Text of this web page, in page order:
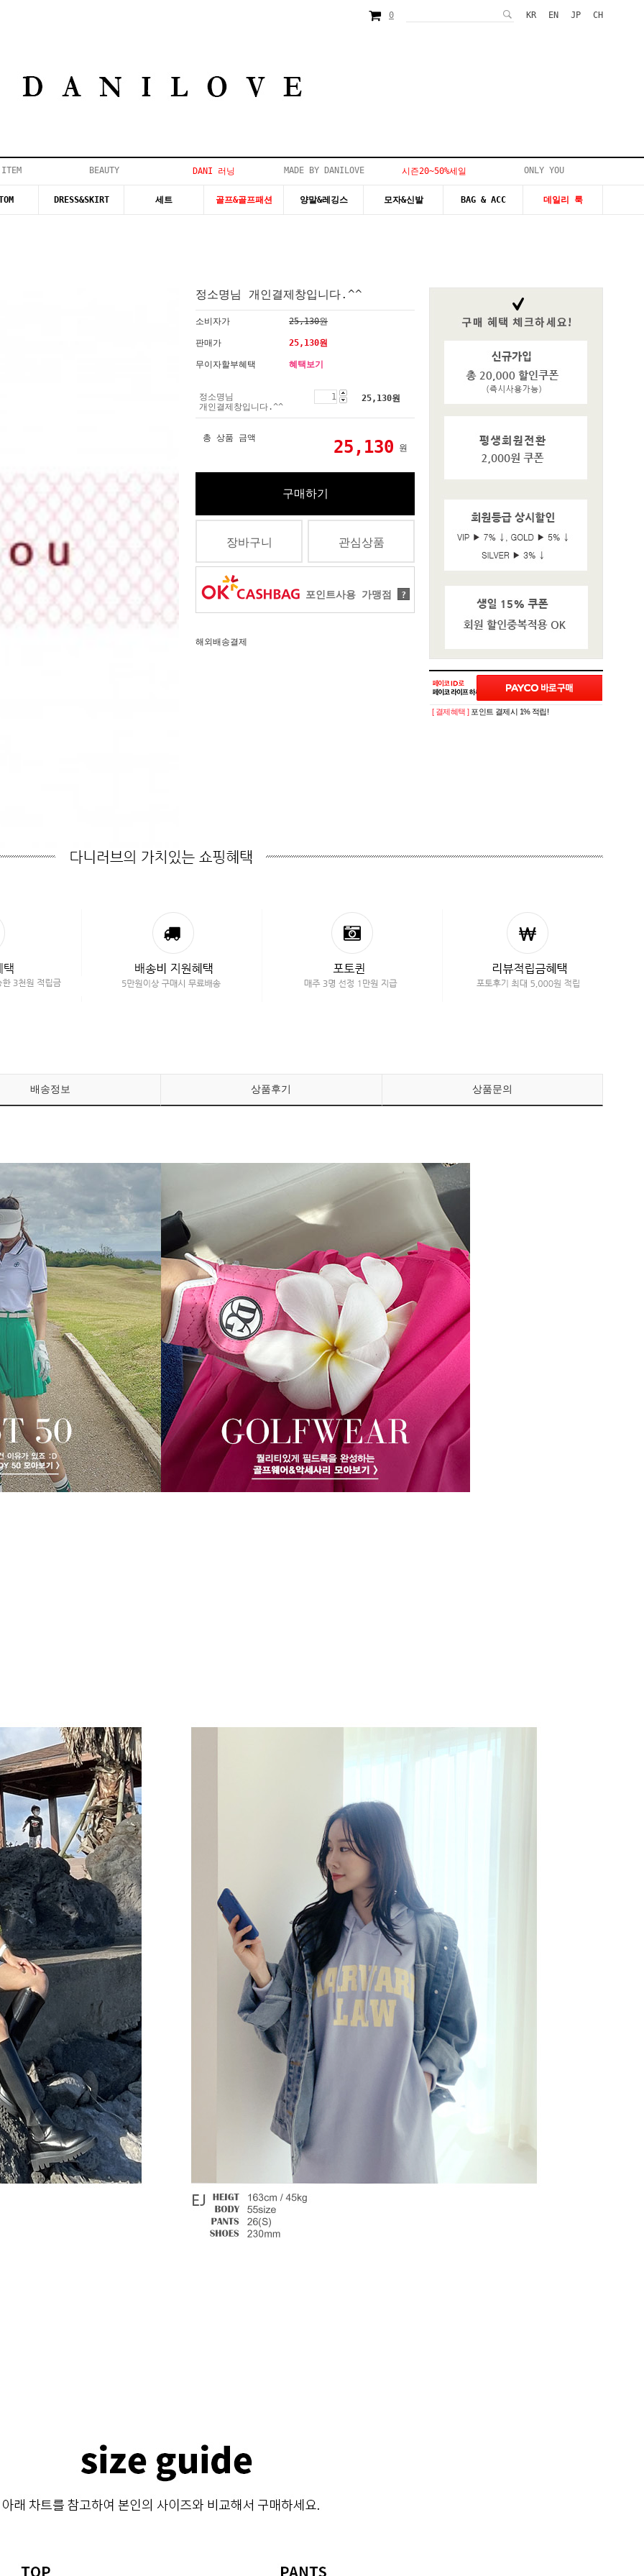
0 KR EN JP CH
BEAUTY DANI 러닝 MADE BY DANILOVE 시즌20~50%세일 ONLY YOU
DRESS&SKIRT 세트 골프&골프패션 양말&레깅스 모자&신발 BAG & ACC 데일리 룩
정소명님 개인결제창입니다.^^
소비자가 25,130원
판매가 25,130원
무이자할부혜택 혜택보기
정소명님
개인결제창입니다.^^
25,130원
총 상품 금액 25,130 원
구매하기
장바구니 관심상품
포인트사용 가맹점 ?
해외배송결제
코 라이프 하세요!
[ 결제혜택 ] 포인트 결제시 1% 적립!
배송정보 상품후기 상품문의